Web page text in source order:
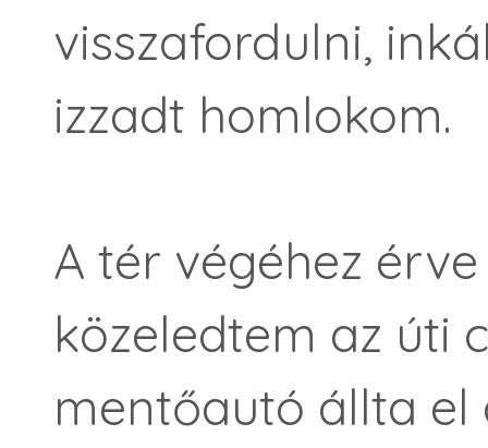
visszafordulni,
izzadt homlokom.
A tér végéhez
közeledtem az úti
mentőautó állta el